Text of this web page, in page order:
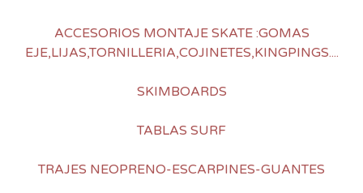
ACCESORIOS MONTAJE SKATE :GOMAS
EJE,LIJAS,TORNILLERIA,COJINETES,KINGPINGS....
SKIMBOARDS
TABLAS SURF
TRAJES NEOPRENO-ESCARPINES-GUANTES